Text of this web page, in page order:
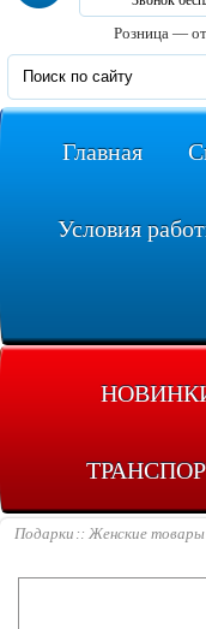
Розница —
Главная
Условия
Подарки Женские товары